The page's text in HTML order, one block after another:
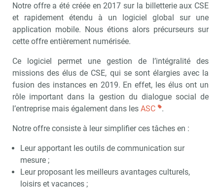
Notre offre a été créée en 2017 sur la billetterie aux CSE
et rapidement étendu à un logiciel global sur une
application mobile. Nous étions alors précurseurs sur
cette offre entièrement numérisée.
Ce logiciel permet une gestion de l’intégralité des
missions des élus de CSE, qui se sont élargies avec la
fusion des instances en 2019. En effet, les élus ont un
rôle important dans la gestion du dialogue social de
l’entreprise mais également dans les ASC .
Notre offre consiste à leur simplifier ces tâches en :
Leur apportant les outils de communication sur
mesure ;
Leur proposant les meilleurs avantages culturels,
loisirs et vacances ;